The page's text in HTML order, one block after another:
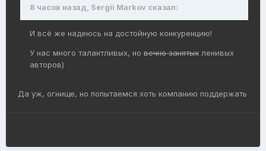
8 часов назад, Sergii Markov сказал:
И всё же надеюсь на достойную конкуренцию!
У нас много талантливых, но вечно занятых ленивых
авторов)
Да уж, огнище, но попытаемся хоть компанию поддержать